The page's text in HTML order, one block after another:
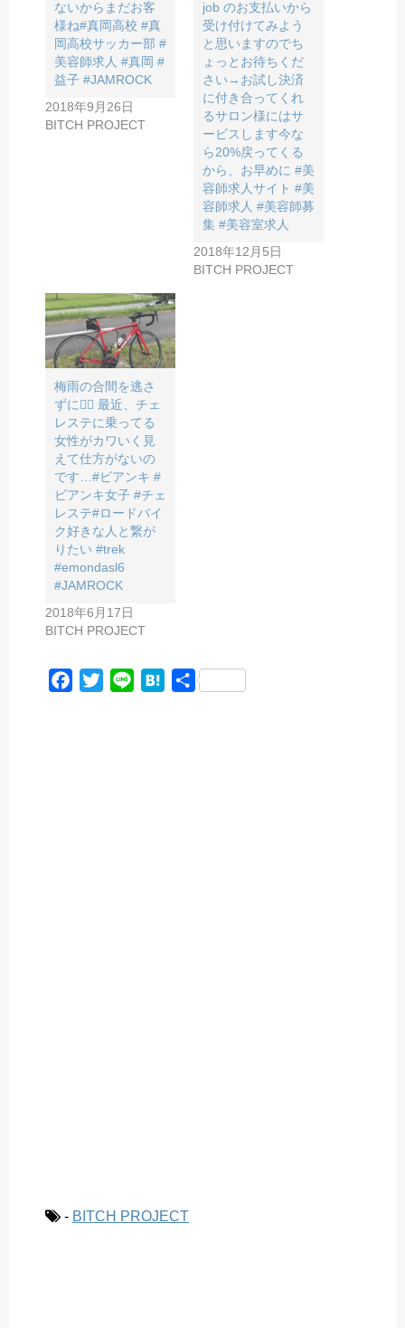
ないからまだお客
様ね#真岡高校 #真
岡高校サッカー部 #
美容師求人 #真岡 #
益子 #JAMROCK
2018年9月26日
BITCH PROJECT
job のお支払いから
受け付けてみよう
と思いますのでち
ょっとお待ちくだ
さい→お試し決済
に付き合ってくれ
るサロン様にはサ
ービスします今な
ら20%戻ってくる
から、お早めに️ #美
容師求人サイト #美
容師求人 #美容師募
集 #美容室求人
2018年12月5日
BITCH PROJECT
梅雨の合間を逃さ
ずに🚴‍♂️ 最近、チェ
レステに乗ってる
女性がカワいく見
えて仕方がないの
です…#ビアンキ #
ビアンキ女子 #チェ
レステ#ロードバイ
ク好きな人と繋が
りたい #trek
#emondasl6
#JAMROCK
2018年6月17日
BITCH PROJECT
共
- BITCH PROJECT